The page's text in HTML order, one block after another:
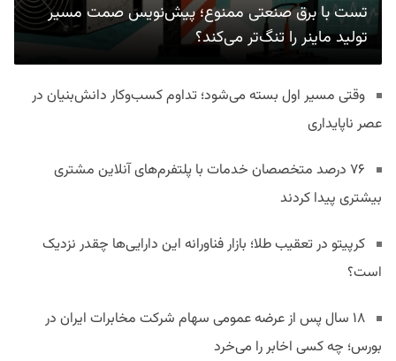
تست با برق صنعتی ممنوع؛ پیش‌نویس صمت مسیر
تولید ماینر را تنگ‌تر می‌کند؟
وقتی مسیر اول بسته می‌شود؛ تداوم کسب‌وکار دانش‌بنیان در
عصر ناپایداری
۷۶ درصد متخصصان خدمات با پلتفرم‌های آنلاین مشتری
بیشتری پیدا کردند
کرپیتو در تعقیب طلا؛ بازار فناورانه این دارایی‌ها چقدر نزدیک
است؟
۱۸ سال پس از عرضه عمومی سهام شرکت مخابرات ایران در
بورس؛ چه کسی اخابر را می‌خرد